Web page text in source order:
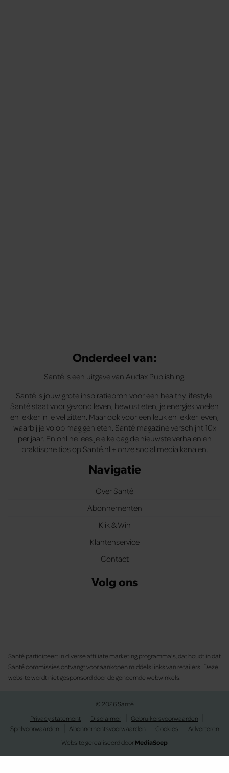
Onderdeel van:
Santé is een uitgave van Audax Publishing.
Santé is jouw grote inspiratiebron voor een healthy lifestyle.
Santé staat voor gezond leven, bewust eten, je energiek voelen
en lekker in je vel zitten. Maar ook voor een leuk en lekker leven,
waarbij je volop mag genieten. Santé magazine verschijnt 10x
per jaar. En online lees je elke dag de nieuwste verhalen en
praktische tips op Santé.nl + onze social media kanalen.
Navigatie
Over Santé
Abonnementen
Klik & Win
Klantenservice
Contact
Volg ons
Santé participeert in diverse affiliate marketing programma’s, dat houdt in dat
Santé commissies ontvangt voor aankopen middels links van retailers. Deze
website wordt niet gesponsord door de genoemde webwinkels.
© 2026 Santé
Privacy statement
Disclaimer
Gebruikersvoorwaarden
Spelvoorwaarden
Abonnementsvoorwaarden Cookies
Adverteren
Website gerealiseerd doorMediaSoep